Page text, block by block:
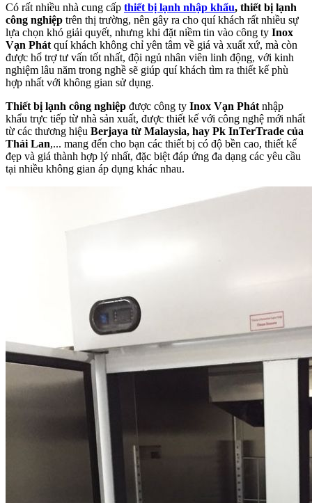
Có rất nhiều nhà cung cấp thiết bị lạnh nhập khẩu, thiết bị lạnh
công nghiệp trên thị trường, nên gây ra cho quí khách rất nhiều sự
lựa chọn khó giải quyết, nhưng khi đặt niềm tin vào công ty Inox
Vạn Phát quí khách không chỉ yên tâm về giá và xuất xứ, mà còn
được hổ trợ tư vấn tốt nhất, đội ngủ nhân viên linh động, với kinh
nghiệm lâu năm trong nghề sẽ giúp quí khách tìm ra thiết kế phù
hợp nhất với không gian sử dụng.
Thiết bị lạnh công nghiệp được công ty Inox Vạn Phát nhập
khẩu trực tiếp từ nhà sản xuất, được thiết kế với công nghệ mới nhất
từ các thương hiệu Berjaya từ Malaysia, hay Pk InTerTrade của
Thái Lan,... mang đến cho bạn các thiết bị có độ bền cao, thiết kế
đẹp và giá thành hợp lý nhất, đặc biệt đáp ứng đa dạng các yêu cầu
tại nhiều không gian áp dụng khác nhau.